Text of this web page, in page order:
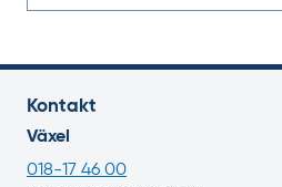
Kontakt
Växel
018-17 46 00